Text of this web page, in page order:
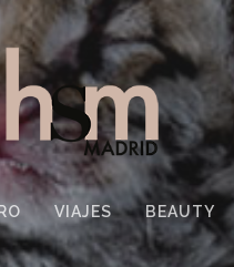
VIAJES BEAUTY